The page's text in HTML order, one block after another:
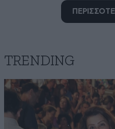
olymbitis 11·07·2020
TRENDING